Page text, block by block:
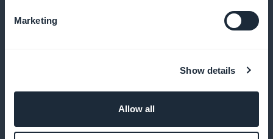
Marketing
Show details
Allow all
Skapa rabatter baserade på tid, produkt eller
Anpassa applikationen helt och hållet efter din image